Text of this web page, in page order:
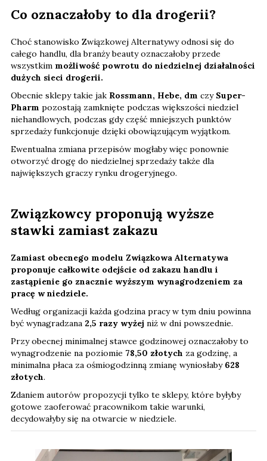
Co oznaczałoby to dla drogerii?
Choć stanowisko Związkowej Alternatywy odnosi się do
całego handlu, dla branży beauty oznaczałoby przede
wszystkim możliwość powrotu do niedzielnej działalności
dużych sieci drogerii.
Obecnie sklepy takie jak Rossmann, Hebe, dm czy Super-
Pharm pozostają zamknięte podczas większości niedziel
niehandlowych, podczas gdy część mniejszych punktów
sprzedaży funkcjonuje dzięki obowiązującym wyjątkom.
Ewentualna zmiana przepisów mogłaby więc ponownie
otworzyć drogę do niedzielnej sprzedaży także dla
największych graczy rynku drogeryjnego.
Związkowcy proponują wyższe
stawki zamiast zakazu
Zamiast obecnego modelu Związkowa Alternatywa
proponuje całkowite odejście od zakazu handlu i
zastąpienie go znacznie wyższym wynagrodzeniem za
pracę w niedziele.
Według organizacji każda godzina pracy w tym dniu powinna
być wynagradzana 2,5 razy wyżej niż w dni powszednie.
Przy obecnej minimalnej stawce godzinowej oznaczałoby to
wynagrodzenie na poziomie 78,50 złotych za godzinę, a
minimalna płaca za ośmiogodzinną zmianę wyniosłaby 628
złotych.
Zdaniem autorów propozycji tylko te sklepy, które byłyby
gotowe zaoferować pracownikom takie warunki,
decydowałyby się na otwarcie w niedziele.